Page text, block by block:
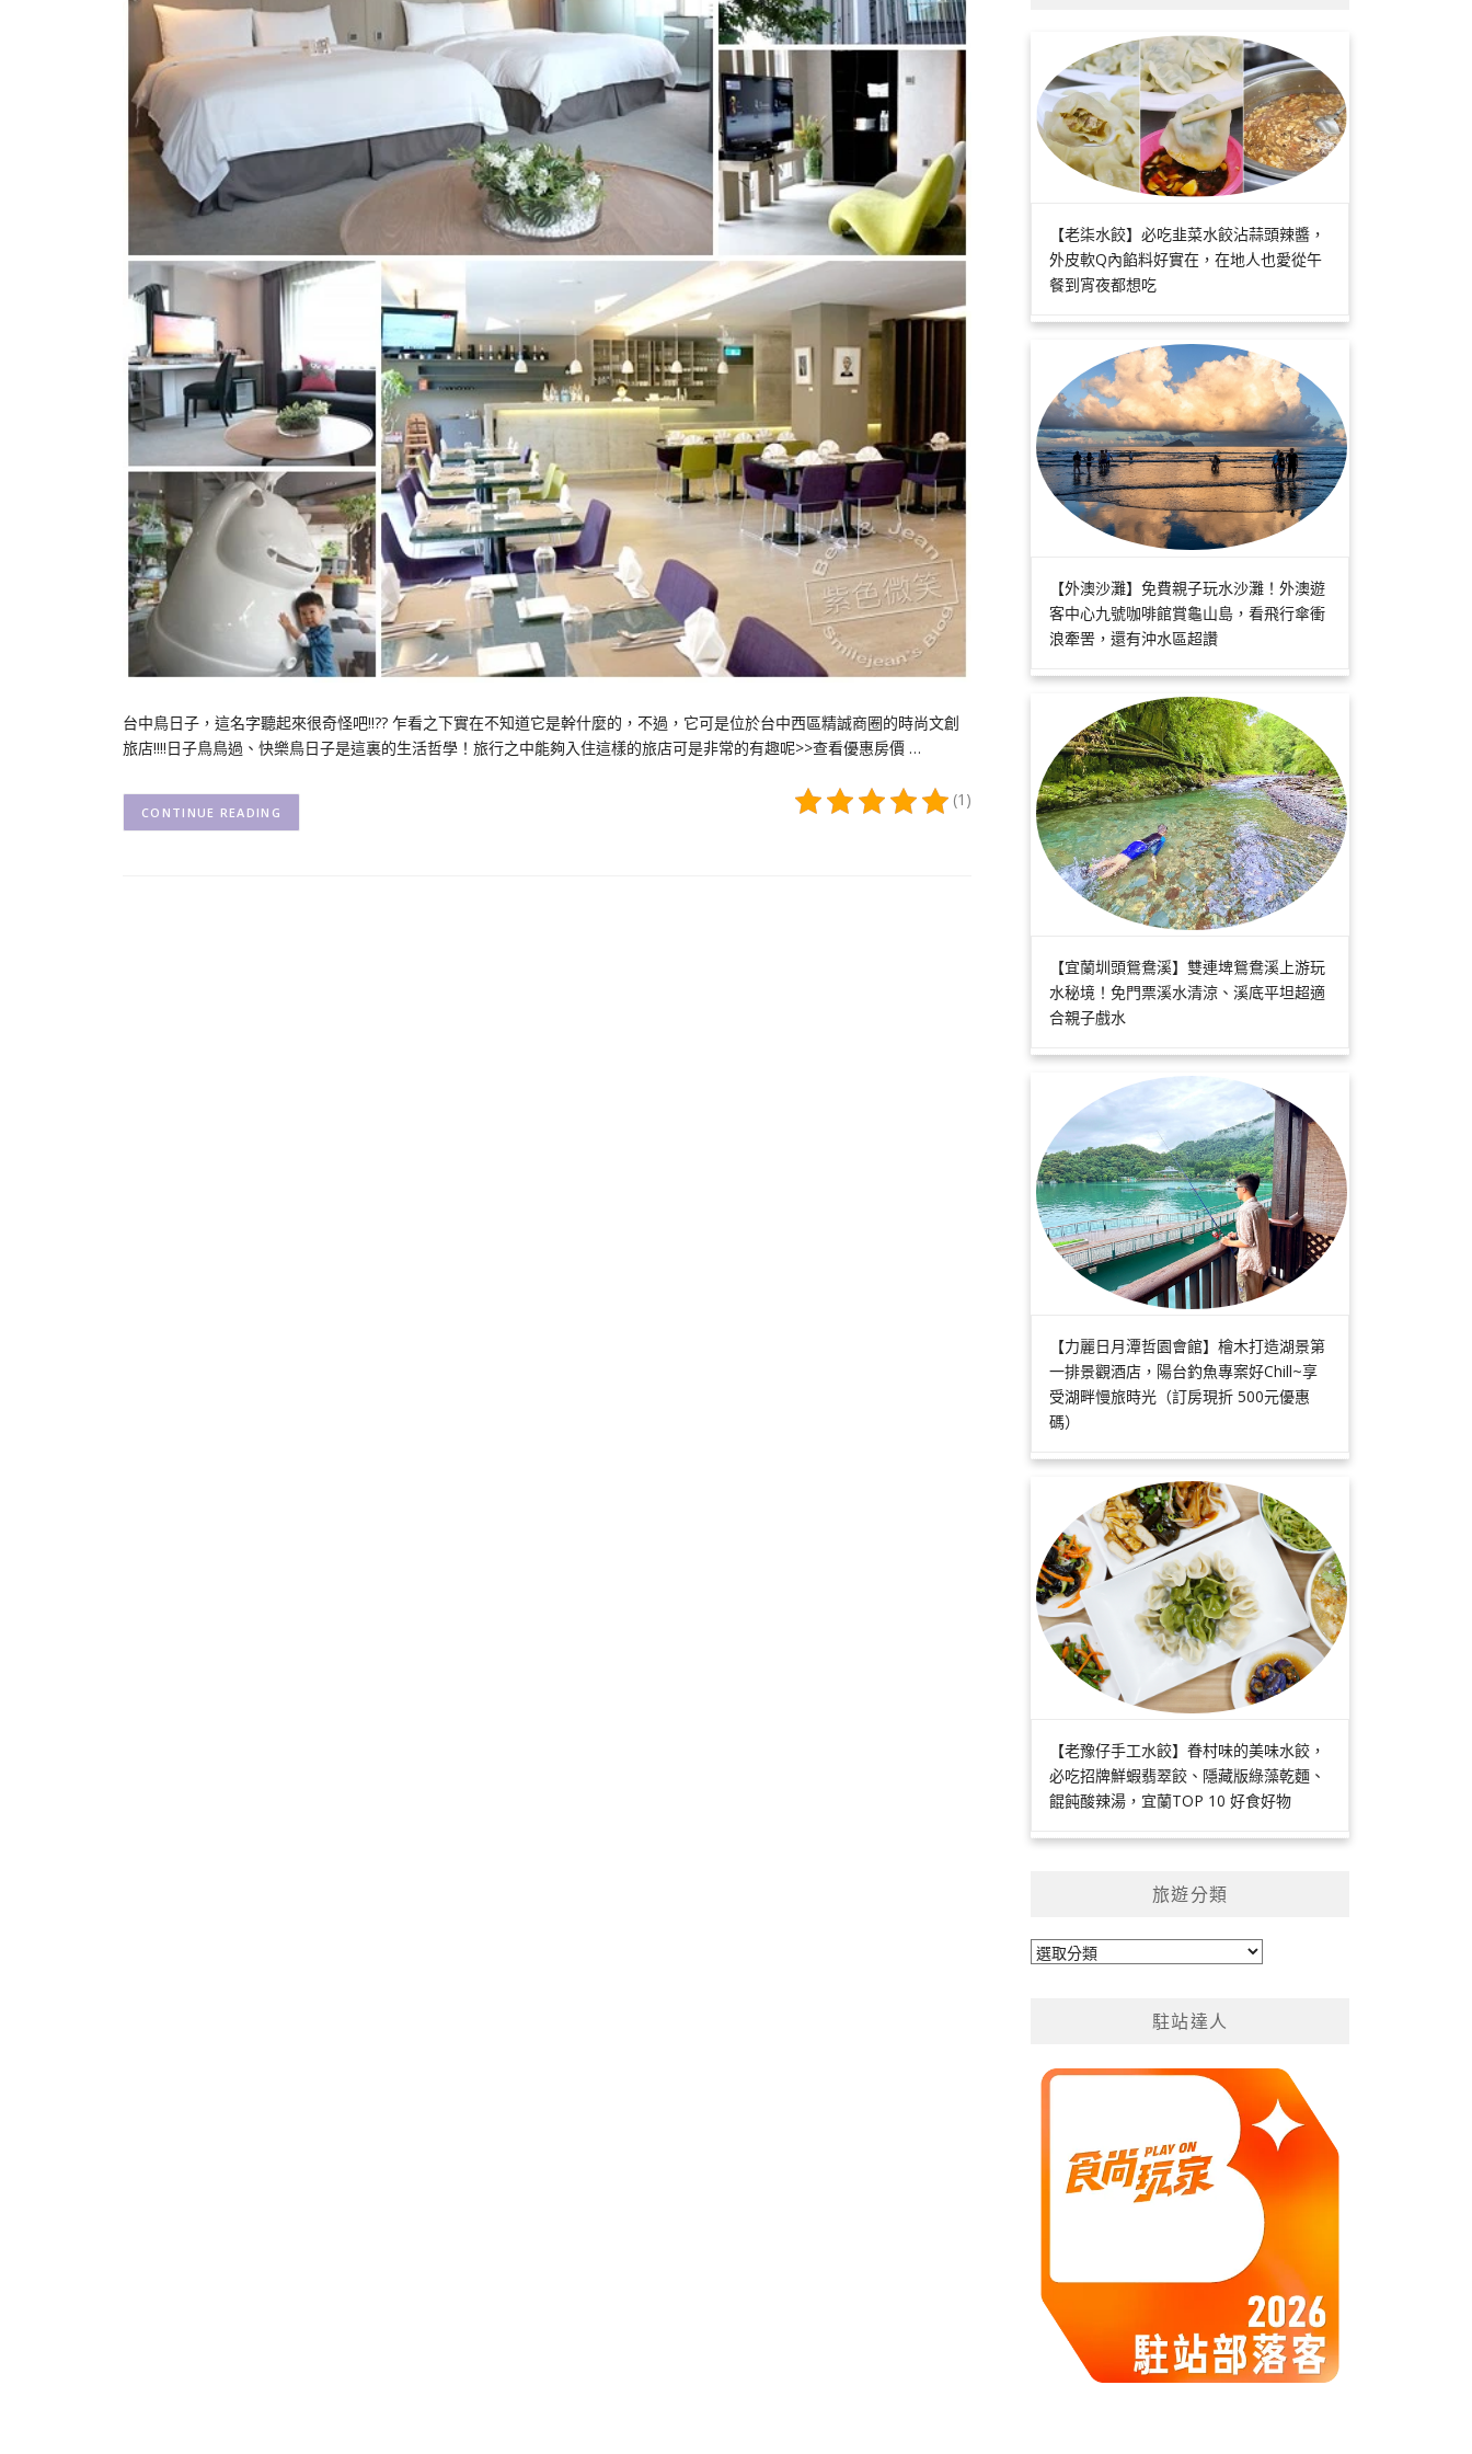
台中鳥日子，這名字聽起來很奇怪吧!!?? 乍看之下實在不知道它是幹什麼的，不過，它可是位於台中西區精誠商圈的時尚文創
旅店!!!!日子鳥鳥過、快樂鳥日子是這裏的生活哲學！旅行之中能夠入住這樣的旅店可是非常的有趣呢>>查看優惠房價 …
(1)
CONTINUE READING
【老柒水餃】必吃韭菜水餃沾蒜頭辣醬，
外皮軟Q內餡料好實在，在地人也愛從午
餐到宵夜都想吃
【外澳沙灘】免費親子玩水沙灘！外澳遊
客中心九號咖啡館賞龜山島，看飛行傘衝
浪牽罟，還有沖水區超讚
【宜蘭圳頭鴛鴦溪】雙連埤鴛鴦溪上游玩
水秘境！免門票溪水清涼、溪底平坦超適
合親子戲水
【力麗日月潭哲園會館】檜木打造湖景第
一排景觀酒店，陽台釣魚專案好Chill~享
受湖畔慢旅時光（訂房現折 500元優惠
碼）
【老豫仔手工水餃】眷村味的美味水餃，
必吃招牌鮮蝦翡翠餃、隱藏版綠藻乾麵、
餛飩酸辣湯，宜蘭TOP 10 好食好物
旅遊分類
旅
駐站達人